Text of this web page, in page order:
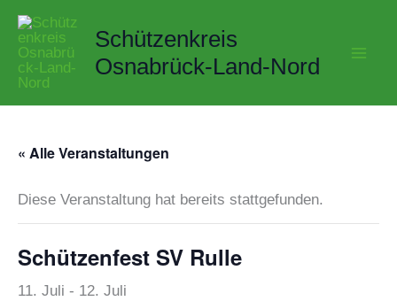
Zum
Inhalt
springen
Schützenkreis
Osnabrück-Land-Nord
« Alle Veranstaltungen
Diese Veranstaltung hat bereits stattgefunden.
Schützenfest SV Rulle
11. Juli - 12. Juli